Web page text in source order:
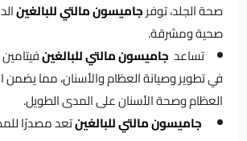
صحة الجلد، توفرجاميسون مالتي للبالغين
صحية ومشرقة.
تساعد جاميسون مالتي للبالغين
في تطوير وصيانة العظام والأسنان، مما
العظام وصحة الأسنان على المدى الطويل.
جاميسون مالتي للبالغينتعد مصدرًا